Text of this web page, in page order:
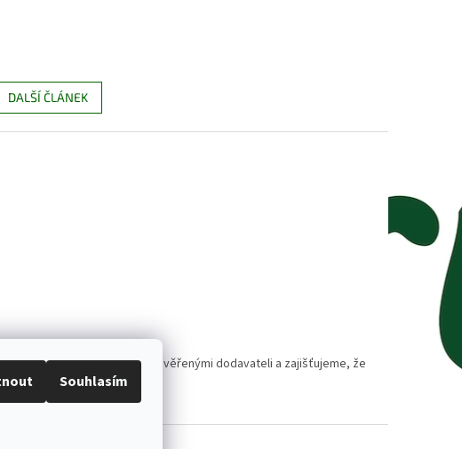
Souhlasím
DALŠÍ ČLÁNEK
🐛. Spolupracujeme s prověřenými dodavateli a zajišťujeme, že